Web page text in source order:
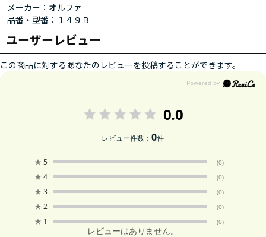
メーカー：オルファ
品番・型番：１４９Ｂ
ユーザーレビュー
この商品に対するあなたのレビューを投稿することができます。
0.0
レビュー件数：0件
★ 5 (0)
★ 4 (0)
★ 3 (0)
★ 2 (0)
★ 1 (0)
レビューはありません。